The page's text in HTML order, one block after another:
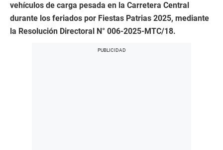
vehículos de carga pesada en la Carretera Central
durante los feriados por Fiestas Patrias 2025, mediante
la Resolución Directoral N° 006-2025-MTC/18.